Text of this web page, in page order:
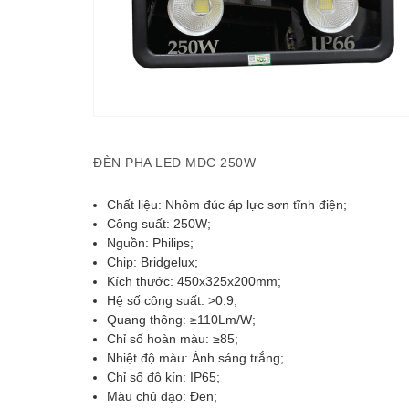
ĐÈN PHA LED MDC 250W
Chất liệu: Nhôm đúc áp lực sơn tĩnh điện;
Công suất: 250W;
Nguồn: Philips;
Chip: Bridgelux;
Kích thước: 450x325x200mm;
Hệ số công suất: >0.9;
Quang thông: ≥110Lm/W;
Chỉ số hoàn màu: ≥85;
Nhiệt độ màu: Ánh sáng trắng;
Chỉ số độ kín: IP65;
Màu chủ đạo: Đen;